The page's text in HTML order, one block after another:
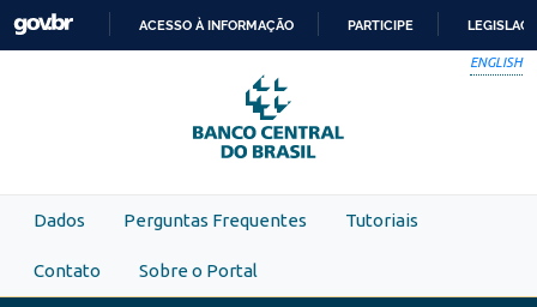
Skip to main content
PARA
O
CONTEÚDO
ACESSO À INFORMAÇÃO PARTICIPE
ENGLISH
Dados Perguntas Frequentes Tutoriais
Contato Sobre o Portal